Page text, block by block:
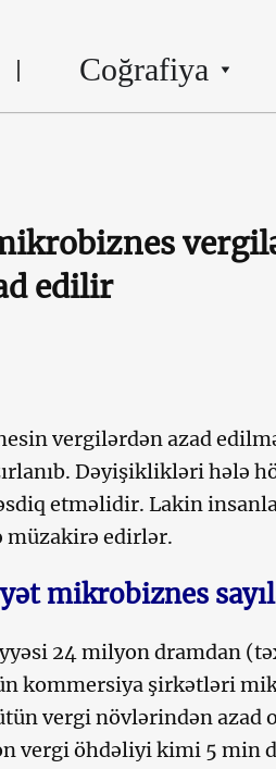
Coğrafiya
edilir
vergilərdən azad
Dəyişiklikləri hələ
etməlidir. Lakin
müzakirə edirlər.
mikrobiznes
24 milyon dramdan
kommersiya şirkətləri
vergi növlərindən azad
vergi öhdəliyi kimi 5 min